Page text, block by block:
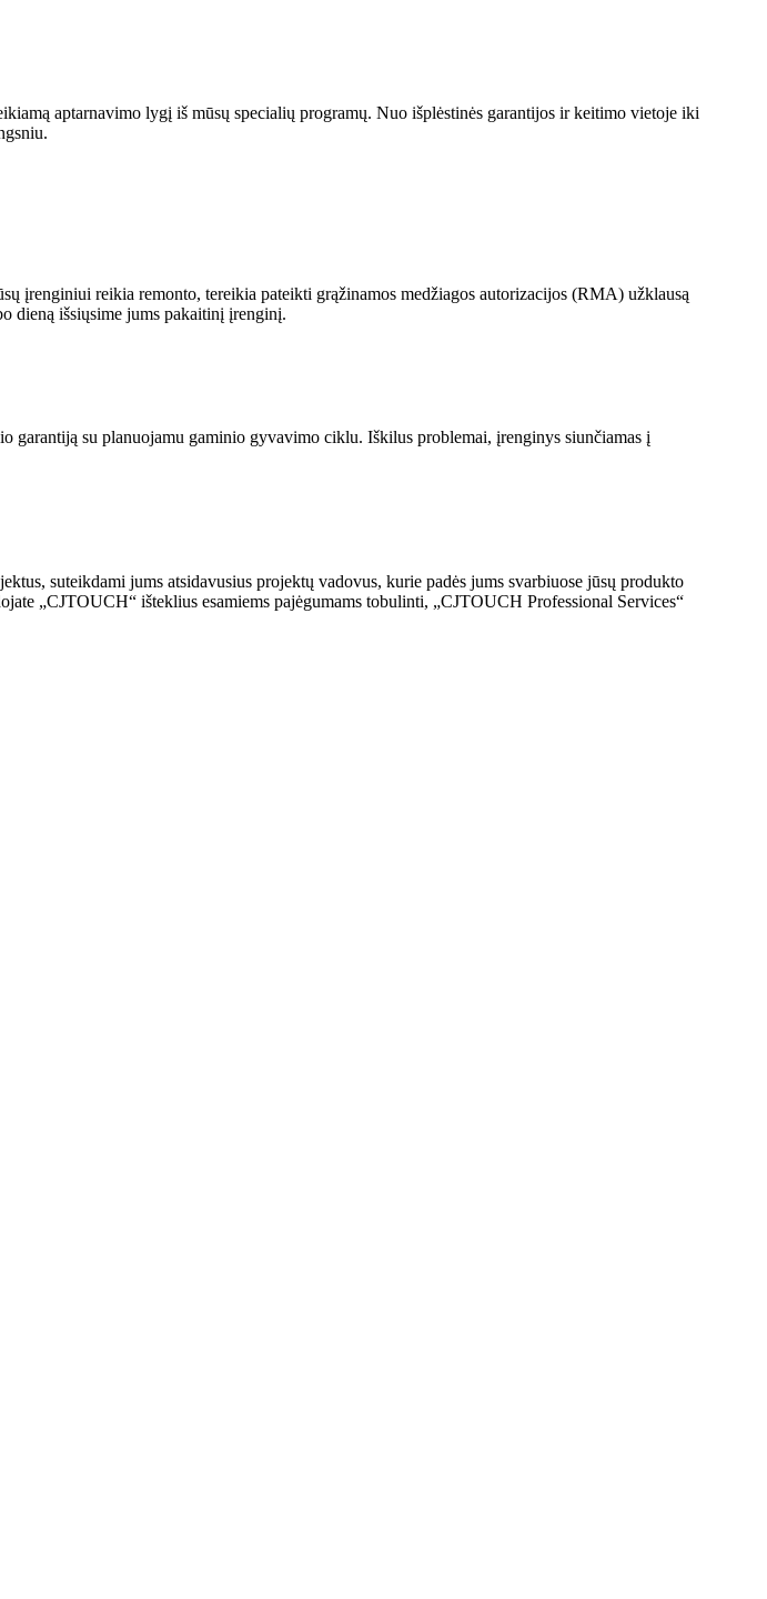
aptarnavimo lygį iš mūsų specialių programų. Nuo išplėstinės garantijos ir keitimo vietoje iki
įrenginiui reikia remonto, tereikia pateikti grąžinamos medžiagos autorizacijos (RMA) užklausą
dieną išsiųsime jums pakaitinį įrenginį.
garantiją su planuojamu gaminio gyvavimo ciklu. Iškilus problemai, įrenginys siunčiamas į
suteikdami jums atsidavusius projektų vadovus, kurie padės jums svarbiuose jūsų produkto
„CJTOUCH“ išteklius esamiems pajėgumams tobulinti, „CJTOUCH Professional Services“